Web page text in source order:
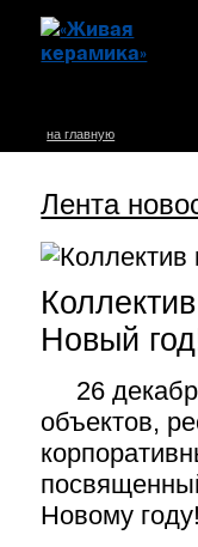
на главную
Лента
Новый
26
объектов,
Новому году!